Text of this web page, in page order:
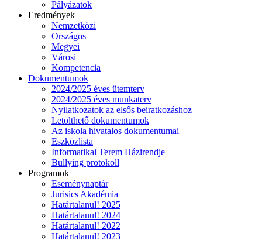
Pályázatok
Eredmények
Nemzetközi
Országos
Megyei
Városi
Kompetencia
Dokumentumok
2024/2025 éves ütemterv
2024/2025 éves munkaterv
Nyilatkozatok az elsős beiratkozáshoz
Letölthető dokumentumok
Az iskola hivatalos dokumentumai
Eszközlista
Informatikai Terem Házirendje
Bullying protokoll
Programok
Eseménynaptár
Jurisics Akadémia
Határtalanul! 2025
Határtalanul! 2024
Határtalanul! 2022
Határtalanul! 2023